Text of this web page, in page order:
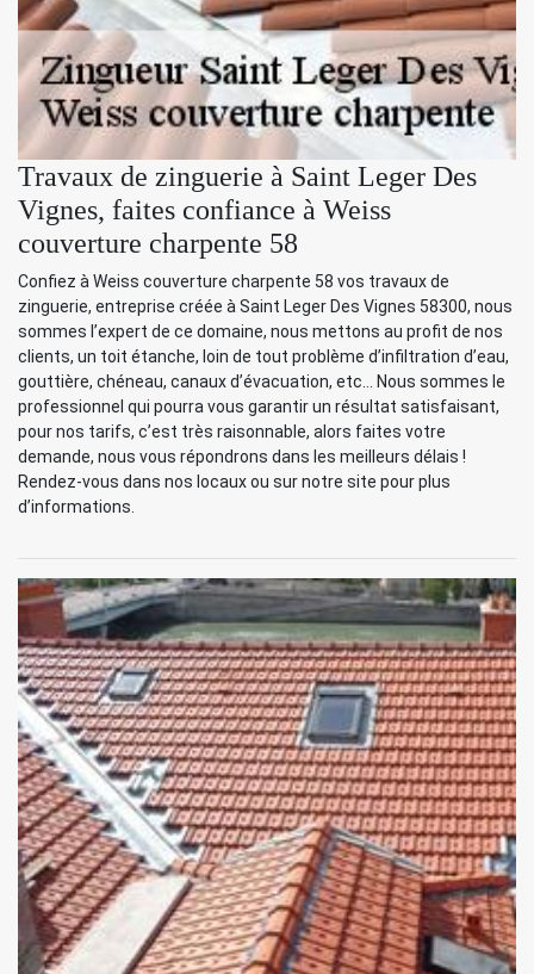
Travaux de zinguerie à Saint Leger Des
Vignes, faites confiance à Weiss
couverture charpente 58
Confiez à Weiss couverture charpente 58 vos travaux de
zinguerie, entreprise créée à Saint Leger Des Vignes 58300, nous
sommes l’expert de ce domaine, nous mettons au profit de nos
clients, un toit étanche, loin de tout problème d’infiltration d’eau,
gouttière, chéneau, canaux d’évacuation, etc… Nous sommes le
professionnel qui pourra vous garantir un résultat satisfaisant,
pour nos tarifs, c’est très raisonnable, alors faites votre
demande, nous vous répondrons dans les meilleurs délais !
Rendez-vous dans nos locaux ou sur notre site pour plus
d’informations.